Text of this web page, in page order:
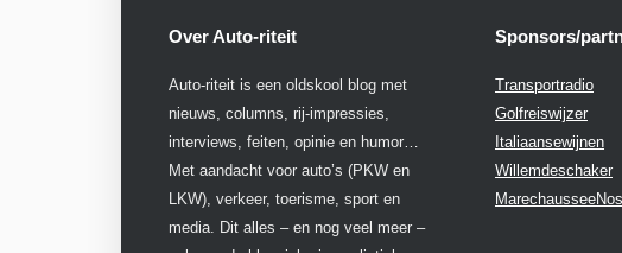
Over Auto-riteit
Auto-riteit is een oldskool blog met
nieuws, columns, rij-impressies,
interviews, feiten, opinie en humor…
Met aandacht voor auto’s (PKW en
LKW), verkeer, toerisme, sport en
media. Dit alles – en nog veel meer –
Sponsors/
Transportradio
Golfreiswijzer
Italiaansewijnen
Willemdeschaker